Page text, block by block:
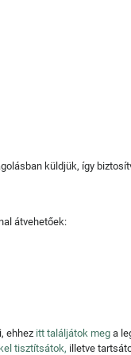
küldjük, így
átvehetőek:
ehhez itt találjátok meg a
tisztítsátok, illetve